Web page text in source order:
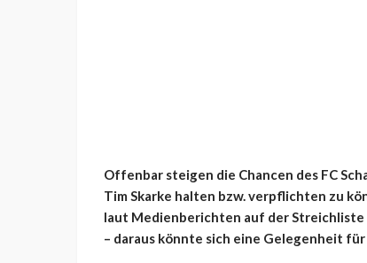
Offenbar steigen die Chancen des FC
Tim Skarke halten bzw. verpflichten zu
laut Medienberichten auf der Streichliste
– daraus könnte sich eine Gelegenheit